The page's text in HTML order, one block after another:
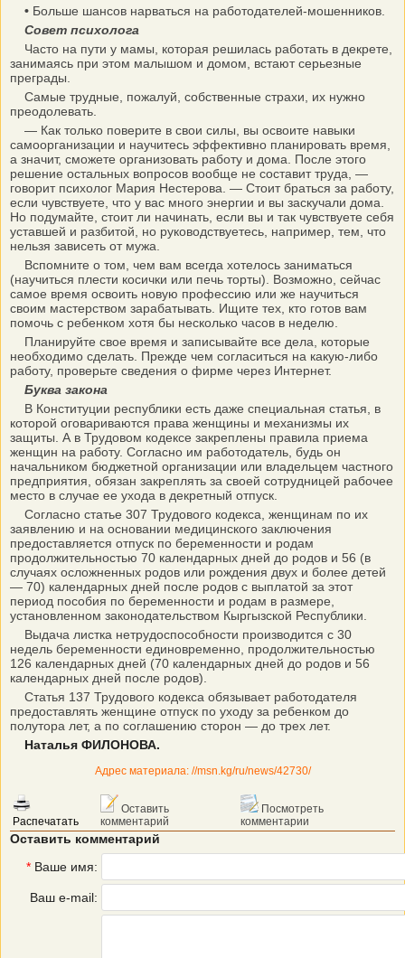
• Больше шансов нарваться на работодателей-мошенников.
Совет психолога
Часто на пути у мамы, которая решилась работать в декрете,
занимаясь при этом малышом и домом, встают серьезные
преграды.
Самые трудные, пожалуй, собственные страхи, их нужно
преодолевать.
— Как только поверите в свои силы, вы освоите навыки
самоорганизации и научитесь эффективно планировать время,
а значит, сможете организовать работу и дома. После этого
решение остальных вопросов вообще не составит труда, —
говорит психолог Мария Нестерова. — Стоит браться за работу,
если чувствуете, что у вас много энергии и вы заскучали дома.
Но подумайте, стоит ли начинать, если вы и так чувствуете себя
уставшей и разбитой, но руководствуетесь, например, тем, что
нельзя зависеть от мужа.
Вспомните о том, чем вам всегда хотелось заниматься
(научиться плести косички или печь торты). Возможно, сейчас
самое время освоить новую профессию или же научиться
своим мастерством зарабатывать. Ищите тех, кто готов вам
помочь с ребенком хотя бы несколько часов в неделю.
Планируйте свое время и записывайте все дела, которые
необходимо сделать. Прежде чем согласиться на какую-либо
работу, проверьте сведения о фирме через Интернет.
Буква закона
В Конституции республики есть даже специальная статья, в
которой оговариваются права женщины и механизмы их
защиты. А в Трудовом кодексе закреплены правила приема
женщин на работу. Согласно им работодатель, будь он
начальником бюджетной организации или владельцем частного
предприятия, обязан закреплять за своей сотрудницей рабочее
место в случае ее ухода в декретный отпуск.
Согласно статье 307 Трудового кодекса, женщинам по их
заявлению и на основании медицинского заключения
предоставляется отпуск по беременности и родам
продолжительностью 70 календарных дней до родов и 56 (в
случаях осложненных родов или рождения двух и более детей
— 70) календарных дней после родов с выплатой за этот
период пособия по беременности и родам в размере,
установленном законодательством Кыргызской Республики.
Выдача листка нетрудоспособности производится с 30
недель беременности единовременно, продолжительностью
126 календарных дней (70 календарных дней до родов и 56
календарных дней после родов).
Статья 137 Трудового кодекса обязывает работодателя
предоставлять женщине отпуск по уходу за ребенком до
полутора лет, а по соглашению сторон — до трех лет.
Наталья ФИЛОНОВА.
Адрес материала: //msn.kg/ru/news/42730/
Распечатать
Оставить
комментарий
Посмотреть
комментарии
Оставить комментарий
* Ваше имя:
Ваш e-mail: